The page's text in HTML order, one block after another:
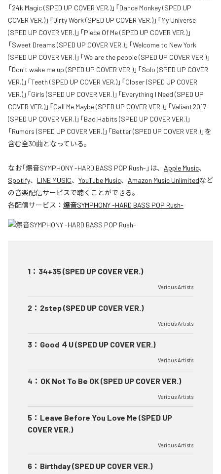
「24k Magic (SPED UP COVER VER.)」「Dance Monkey (SPED UP
COVER VER.)」「Dirty Work (SPED UP COVER VER.)」「My Universe
(SPED UP COVER VER.)」「Piece Of Me (SPED UP COVER VER.)」
「Sweet Dreams (SPED UP COVER VER.)」「Welcome to New York
(SPED UP COVER VER.)」「We are the people (SPED UP COVER VER.)」
「Don't wake me up (SPED UP COVER VER.)」「Solo (SPED UP COVER
VER.)」「Teeth (SPED UP COVER VER.)」「Closer (SPED UP COVER
VER.)」「Girls (SPED UP COVER VER.)」「Everything I Need (SPED UP
COVER VER.)」「Call Me Maybe (SPED UP COVER VER.)」「Valiant2017
(SPED UP COVER VER.)」「Bad Habits (SPED UP COVER VER.)」
「Rumors (SPED UP COVER VER.)」「Better (SPED UP COVER VER.)」を
含む全30曲となっている。
なお「爆音SYMPHONY -HARD BASS POP Rush- 」は、 Apple Music、
Spotify、 LINE MUSIC、 YouTube Music、 Amazon Music Unlimitedなど
の音楽配信サービスで聴くことができる。
各配信サービス： 爆音SYMPHONY -HARD BASS POP Rush-
1 ： 34+35 (SPED UP COVER VER.)
Various Artists
2 ： 2step (SPED UP COVER VER.)
Various Artists
3 ： Good ４U (SPED UP COVER VER.)
Various Artists
4 ： OK Not To Be OK (SPED UP COVER VER.)
Various Artists
5 ： Leave Before You Love Me (SPED UP
COVER VER.)
Various Artists
6 ： Birthday (SPED UP COVER VER.)